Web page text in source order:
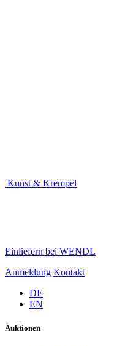
Kunst & Krempel
Einliefern bei WENDL
Anmeldung Kontakt
DE
EN
Auktionen